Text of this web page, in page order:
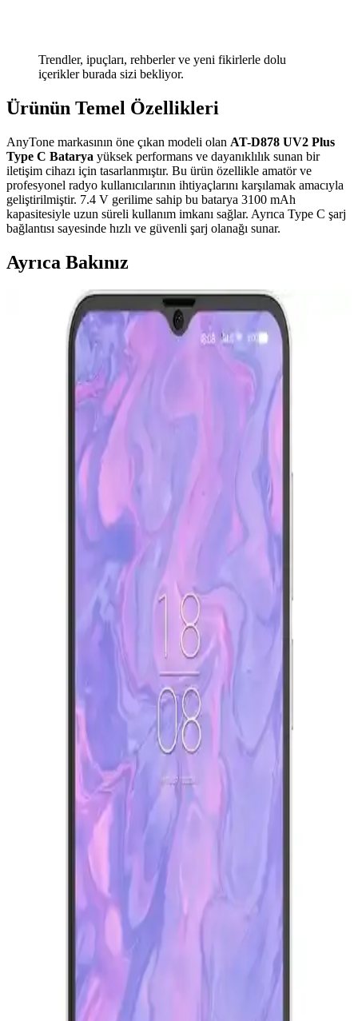
Trendler, ipuçları, rehberler ve yeni fikirlerle dolu
içerikler burada sizi bekliyor.
Ürünün Temel Özellikleri
AnyTone markasının öne çıkan modeli olan AT-D878 UV2 Plus
Type C Batarya yüksek performans ve dayanıklılık sunan bir
iletişim cihazı için tasarlanmıştır. Bu ürün özellikle amatör ve
profesyonel radyo kullanıcılarının ihtiyaçlarını karşılamak amacıyla
geliştirilmiştir. 7.4 V gerilime sahip bu batarya 3100 mAh
kapasitesiyle uzun süreli kullanım imkanı sağlar. Ayrıca Type C şarj
bağlantısı sayesinde hızlı ve güvenli şarj olanağı sunar.
Ayrıca Bakınız
Robot Süpürge Seçiminde Bütçe ve Özelliklere Göre
En İyi Modeller ve Kriterler
Robot süpürge seçiminde bütçe, temizlik performansı, mop
özellikleri ve batarya verimliliği gibi kriterler önemlidir. Ecovacs,
Mova, Dreame gibi markalar farklı ihtiyaçlara uygun çözümler
CATL'nin İkinci Nesil Lityum Demir Fosfat
Bataryası ve Elektrikli Araç Teknolojisindeki
CATL'nin geliştirdiği ikinci nesil LFP batarya, hızlı şarj imkanı ve
artırılmış menzil sunarak elektrikli araç teknolojisinde önemli bir
adım atıyor. Ancak altyapı ve politik engeller çözülmeli.
Şarjlı Mobil Cihaz Bataryalarında Doğal Bozulma,
Şişme ve Güvenlik Riskleri
Mobil cihaz bataryaları zamanla kimyasal bozulma sonucu şişebilir
ve güvenlik riski oluşturabilir. Batarya sağlığı kapasiteyi gösterir
ancak şişme riski için kesin gösterge değildir. Şişme durumunda
Kurtarılmış Parçalarla Programlanabilir Elektronik
Yük ve Batarya Test Cihazı Tasarımı ve Özellikleri
Geri dönüştürülmüş elektronik bileşenlerle tasarlanan
programlanabilir elektronik yük ve batarya test cihazı, sabit akım
deşarjı, ayarlanabilir voltaj kesme ve termal yönetim özellikleriyle
maliyet etkin ve işlevsel çözümler sunar.
GM ve LG'nin Lityum Mangan Zengin
Bataryasıyla Elektrikli Araçlarda 400 Mil Menzil
GM ve LG iş birliğiyle geliştirilen Lityum Mangan Zengin
bataryalar, elektrikli araçlarda 400 mil menzil sunmayı amaçlıyor. Bu
teknoloji enerji yoğunluğu, şarj süresi ve maliyet açısından önemli
Reeder P13 Blue Max 2022 ve Lite 2022
Modellerinin Karşılaştırması ve Özellikleri
Bu makalede, Reeder P13 Blue Max 2022 ve Lite 2022
modellerinin ekran, batarya, kamera ve performans özellikleri detaylı